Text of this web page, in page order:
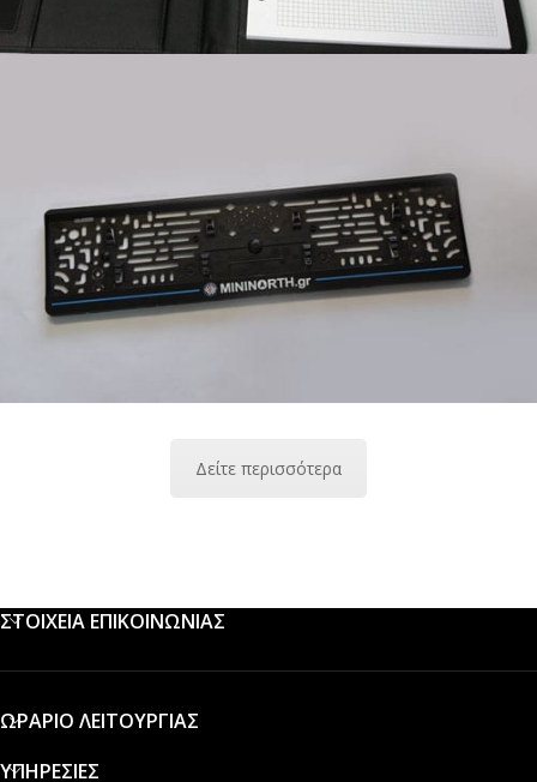
Δείτε περισσότερα
ΣΤΟΙΧΕΙΑ ΕΠΙΚΟΙΝΩΝΙΑΣ
ΩΡΑΡΙΟ ΛΕΙΤΟΥΡΓΙΑΣ
ΥΠΗΡΕΣΙΕΣ